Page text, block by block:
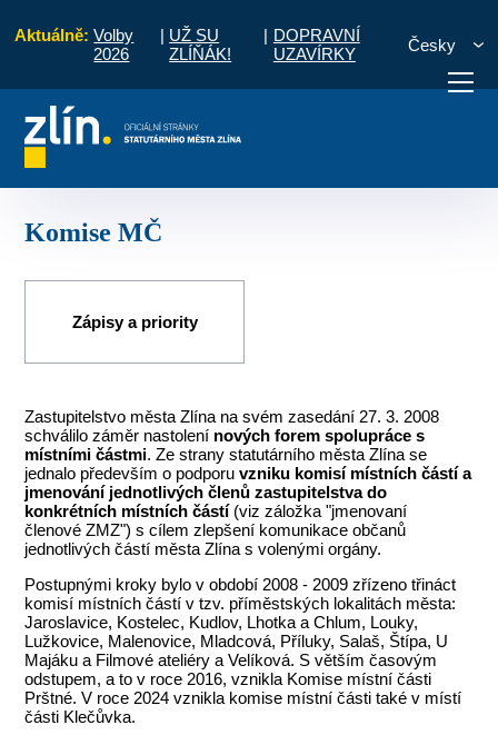
Aktuálně: Volby
2026
| UŽ SU
ZLÍŇÁK!
| DOPRAVNÍ
UZAVÍRKY
Česky
vyřídit
Komise MČ
Zápisy a priority
Zastupitelstvo města Zlína na svém zasedání 27. 3. 2008
schválilo záměr nastolení nových forem spolupráce s
místními částmi. Ze strany statutárního města Zlína se
jednalo především o podporuvzniku komisí místních částí a
jmenování jednotlivých členů zastupitelstva do
konkrétních místních částí(viz záložka "jmenovaní
členovéZMZ") s cílem zlepšení komunikace občanů
jednotlivých částí města Zlína s volenými orgány.
Postupnými kroky bylo v období 2008 - 2009 zřízeno třináct
komisí místních částí v tzv. příměstských lokalitách města:
Jaroslavice, Kostelec, Kudlov, Lhotka a Chlum, Louky,
Lužkovice, Malenovice, Mladcová, Příluky, Salaš, Štípa, U
Majáku a Filmové ateliéry a Velíková. S větším časovým
odstupem, a to v roce 2016, vznikla Komise místní části
Prštné. V roce 2024 vznikla komise místní části také v místí
části Klečůvka.